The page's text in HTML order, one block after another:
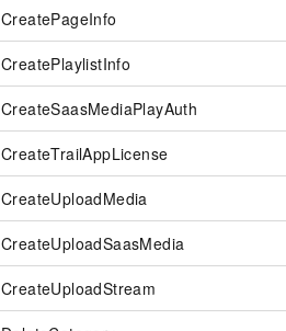
CreatePageInfo
CreatePlaylistInfo
CreateSaasMediaPlayAuth
CreateTrailAppLicense
CreateUploadMedia
CreateUploadSaasMedia
CreateUploadStream